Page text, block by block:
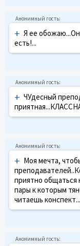
+ Я ее
есть!...
+ ЧУдесный
+ Моя мечта,
приятно общаться
пары к которым
читаешь